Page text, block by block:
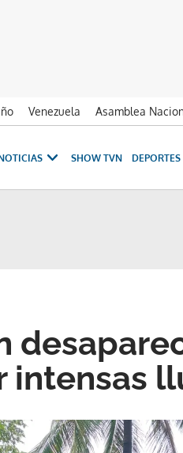
Venezuela Asamblea
SHOW TVN DEPORTES
intensas